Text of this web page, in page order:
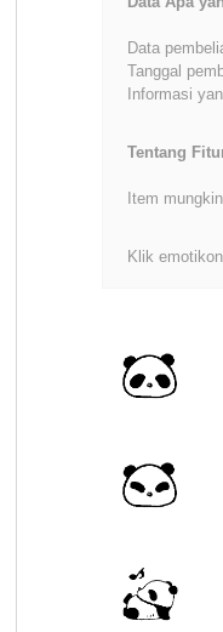
Data
Tanggal
Informasi
Tentang
Item
Klik